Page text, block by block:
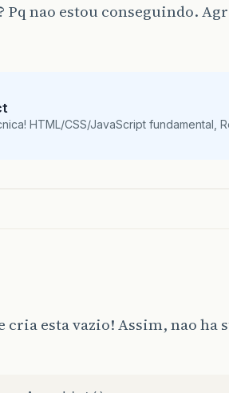
nao estou conseguindo.
HTML/CSS/JavaScript fundamental,
esta vazio! Assim, nao ha